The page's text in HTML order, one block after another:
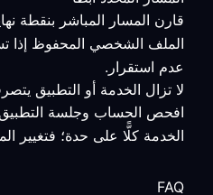
قارن المسار المباشر بنقطة
الملف الشخصي المحفوظ إذا
عدم استقرار.
لا تزال الخدمة أو التطبيق
الخدمة كلًّا على حدة؛ فتغيير
FAQ